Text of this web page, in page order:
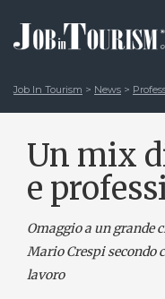
Job In Tourism > News >
Un mix
e
Omaggio a un grande
Mario Crespi secondo
lavoro